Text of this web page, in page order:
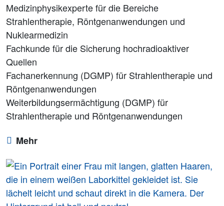
Medizinphysikexperte für die Bereiche
Strahlentherapie, Röntgenanwendungen und
Nuklearmedizin
Fachkunde für die Sicherung hochradioaktiver
Quellen
Fachanerkennung (DGMP) für Strahlentherapie und
Röntgenanwendungen
Weiterbildungsermächtigung (DGMP) für
Strahlentherapie und Röntgenanwendungen
Mehr